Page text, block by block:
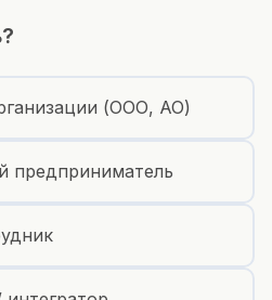
(ООО, АО)
предприниматель